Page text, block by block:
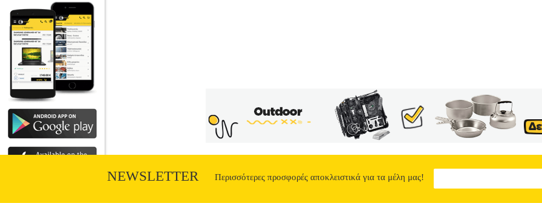
NEWSLETTER Περισσότερες προσφορές αποκλειστικά για τα μέλη μας!